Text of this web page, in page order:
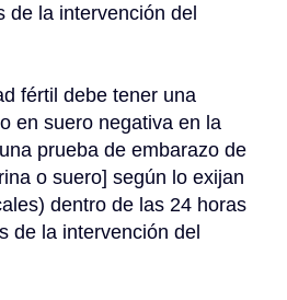
de la intervención del
en suero negativa en la
prueba de embarazo de
o suero] según lo exijan
dentro de las 24 horas
de la intervención del